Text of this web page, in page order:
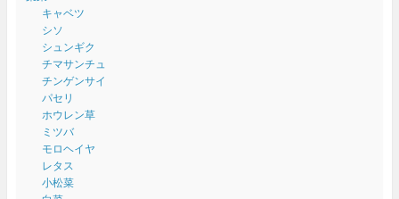
キャベツ
シソ
シュンギク
チマサンチュ
チンゲンサイ
パセリ
ホウレン草
ミツバ
モロヘイヤ
レタス
小松菜